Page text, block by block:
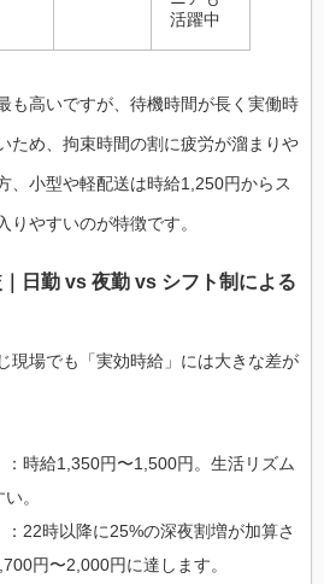
活躍中
も高いですが、待機時間が長く実働時
ため、拘束時間の割に疲労が溜まりや
、小型や軽配送は時給1,250円からス
りやすいのが特徴です。
日勤 vs 夜勤 vs シフト制による
現場でも「実効時給」には大きな差が
：時給1,350円〜1,500円。生活リズム
。
：22時以降に25%の深夜割増が加算さ
円〜2,000円に達します。